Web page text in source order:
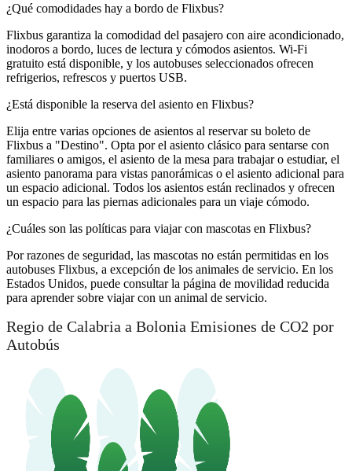
¿Qué comodidades hay a bordo de Flixbus?
Flixbus garantiza la comodidad del pasajero con aire acondicionado,
inodoros a bordo, luces de lectura y cómodos asientos. Wi-Fi
gratuito está disponible, y los autobuses seleccionados ofrecen
refrigerios, refrescos y puertos USB.
¿Está disponible la reserva del asiento en Flixbus?
Elija entre varias opciones de asientos al reservar su boleto de
Flixbus a "Destino". Opta por el asiento clásico para sentarse con
familiares o amigos, el asiento de la mesa para trabajar o estudiar, el
asiento panorama para vistas panorámicas o el asiento adicional para
un espacio adicional. Todos los asientos están reclinados y ofrecen
un espacio para las piernas adicionales para un viaje cómodo.
¿Cuáles son las políticas para viajar con mascotas en Flixbus?
Por razones de seguridad, las mascotas no están permitidas en los
autobuses Flixbus, a excepción de los animales de servicio. En los
Estados Unidos, puede consultar la página de movilidad reducida
para aprender sobre viajar con un animal de servicio.
Regio de Calabria a Bolonia Emisiones de CO2 por
Autobús